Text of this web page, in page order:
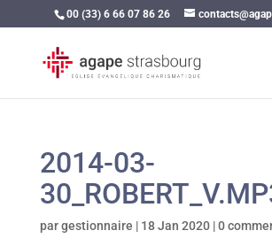
00 (33) 6 66 07 86 26
2014-03-
pargestionnaire | 18 Jan 2020|0